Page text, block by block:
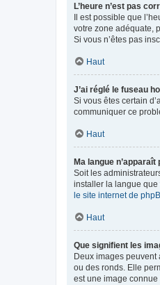
L’heure n’est pas
Il est possible que
votre zone adéquate,
Si vous n’êtes pas
Haut
J’ai réglé le fuseau
Si vous êtes certain
communiquer ce
Haut
Ma langue
Soit les
installer la langue que
le site internet de
Haut
Que signifient les
Deux images peuvent
ou des ronds. Elle
est une image